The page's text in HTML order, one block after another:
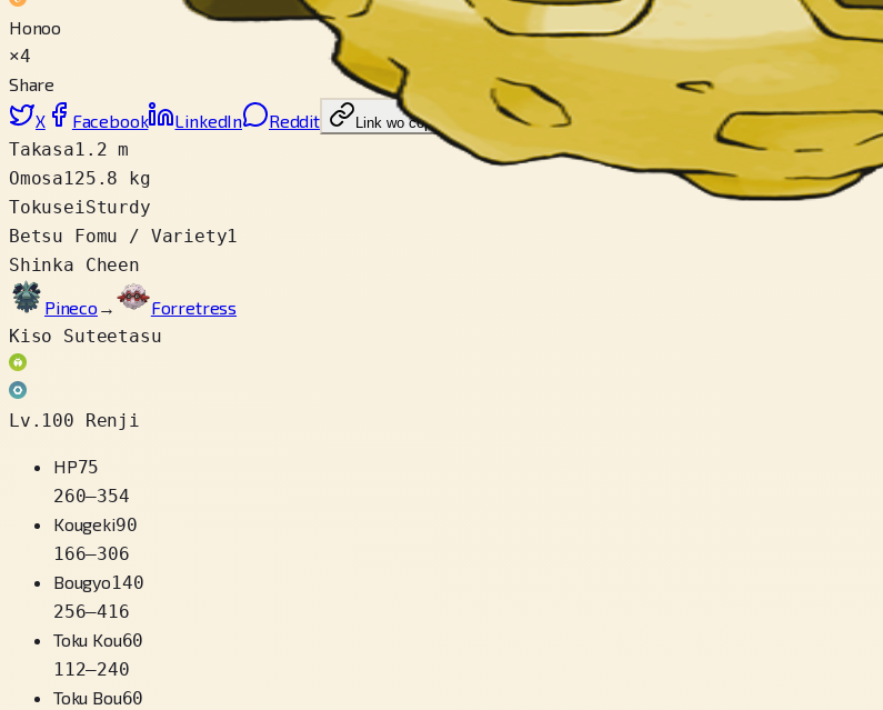
Honoo
×4
Share
X
Facebook LinkedIn Reddit Link wo copy
Takasa1.2 m
Omosa125.8 kg
TokuseiSturdy
Betsu Fomu / Variety1
Shinka Cheen
Pineco →
Forretress
Kiso Suteetasu
Lv.100 Renji
HP75
260–354
Kougeki90
166–306
Bougyo140
256–416
Toku Kou60
112–240
Toku Bou60